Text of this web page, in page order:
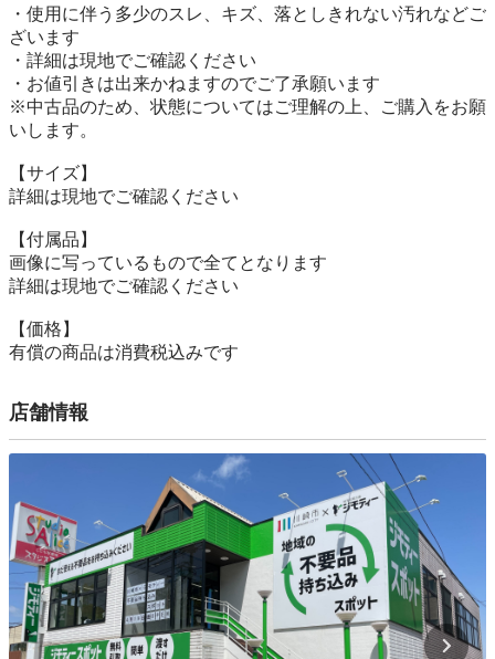
・使用に伴う多少のスレ、キズ、落としきれない汚れなどご
ざいます
・詳細は現地でご確認ください
・お値引きは出来かねますのでご了承願います
※中古品のため、状態についてはご理解の上、ご購入をお願
いします。
【サイズ】
詳細は現地でご確認ください
【付属品】
画像に写っているもので全てとなります
詳細は現地でご確認ください
【価格】
有償の商品は消費税込みです
店舗情報